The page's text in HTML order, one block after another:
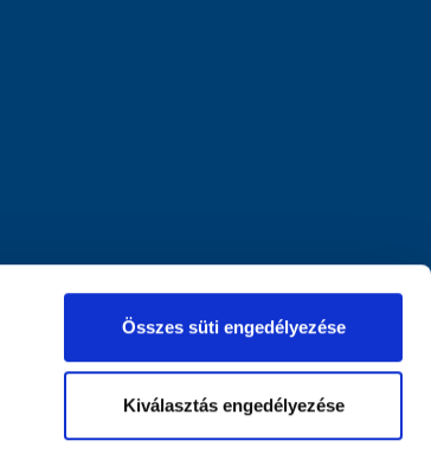
Összes süti engedélyezése
Kiválasztás engedélyezése